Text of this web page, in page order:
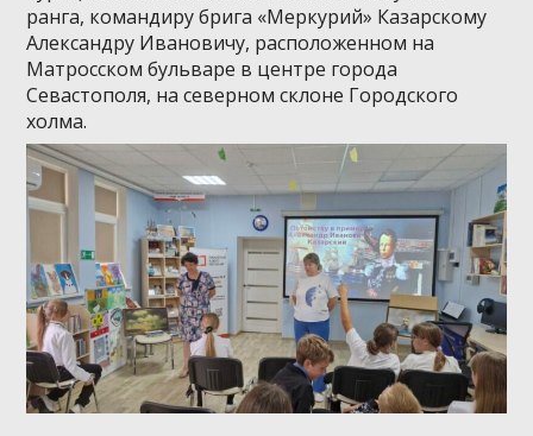
ранга, командиру брига «Меркурий» Казарскому
Александру Ивановичу, расположенном на
Матросском бульваре в центре города
Севастополя, на северном склоне Городского
холма.